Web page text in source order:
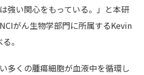
強い関心をもっている。」と本研
がん生物学部門に所属するKevin
。
多くの腫瘍細胞が血液中を循環し